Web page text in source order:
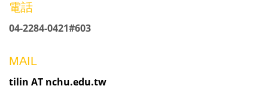
電話
04-2284-0421#603
MAIL
tilin AT nchu.edu.tw